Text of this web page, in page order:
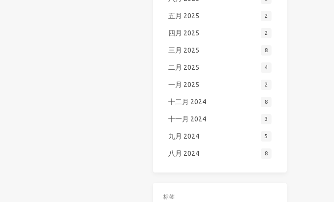
五月 2025 2
四月 2025 2
三月 2025 8
二月 2025 4
一月 2025 2
十二月 2024 8
十一月 2024 3
九月 2024 5
八月 2024 8
标签